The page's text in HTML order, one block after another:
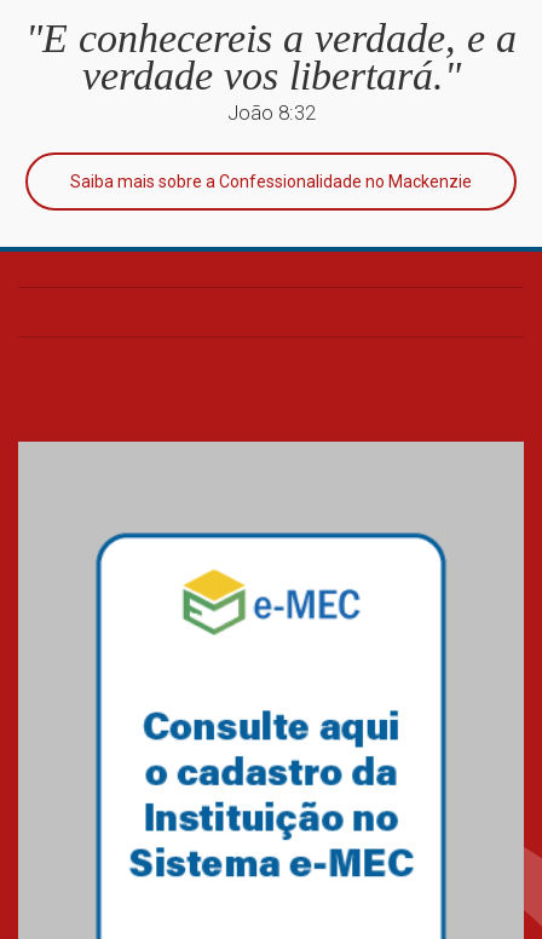
"E conhecereis a verdade, e a
verdade vos libertará."
João 8:32
Saiba mais sobre a Confessionalidade no Mackenzie